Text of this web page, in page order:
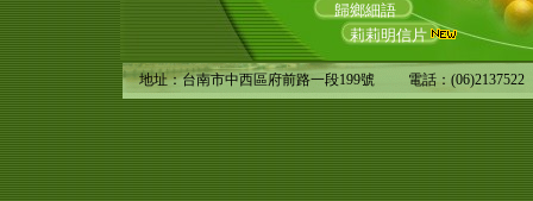
歸鄉細語
莉莉明信片
地址：台南市中西區府前路一段199號 電話：(06)2137522